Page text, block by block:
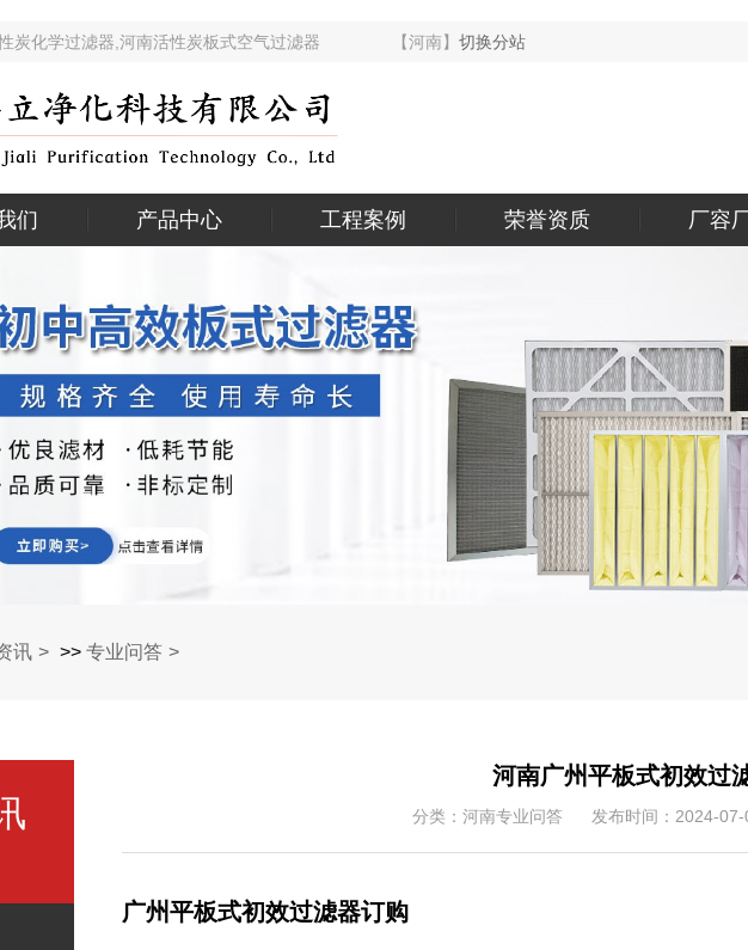
性炭化学过滤器,河南活性炭板式空气过滤器 【河南】 切换分站
们 产品中心 工程案例 荣誉资质 厂容
讯 >> 专业问答
河南广州平板式初效过
分类：河南专业问答 发布时间：2024-07-
广州平板式初效过滤器订购